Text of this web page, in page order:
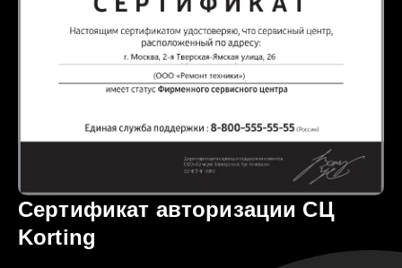
Сертификат авторизации СЦ
Korting